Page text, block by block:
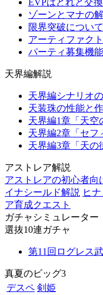
EVPはどれと交
ゾーンとマナの
限界突破につい
アーティファク
パーティ募集機
天界編解説
天界編シナリオ
天装珠の性能と
天界編1章「天空
天界編2章「セフ
天界編3章「天の
アストレア解説
アストレアの初心者向
イナシールド解説 ヒ
ア育成クエスト
ガチャシミュレーター
選抜10連ガチャ
第11回ログレス
真夏のビッグ3
デスペ 剣姫